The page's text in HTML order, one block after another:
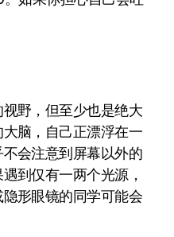
野，但至少也是绝大
脑，自己正漂浮在一
会注意到屏幕以外的
到仅有一两个光源，
形眼镜的同学可能会